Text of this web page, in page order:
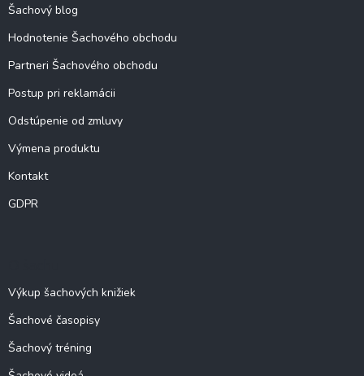
Šachový blog
Hodnotenie Šachového obchodu
Partneri Šachového obchodu
Postup pri reklamácii
Odstúpenie od zmluvy
Výmena produktu
Kontakt
GDPR
Výkup šachových knižiek
Šachové časopisy
Šachový tréning